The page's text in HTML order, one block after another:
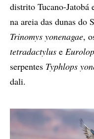
distrito Tucano-Jatobá
na areia das dunas do
Trinomys yonenagae,
tetradactylus e
serpentes Typhlops
dali.